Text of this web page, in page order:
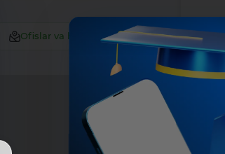
Ofislar va bankomatlar